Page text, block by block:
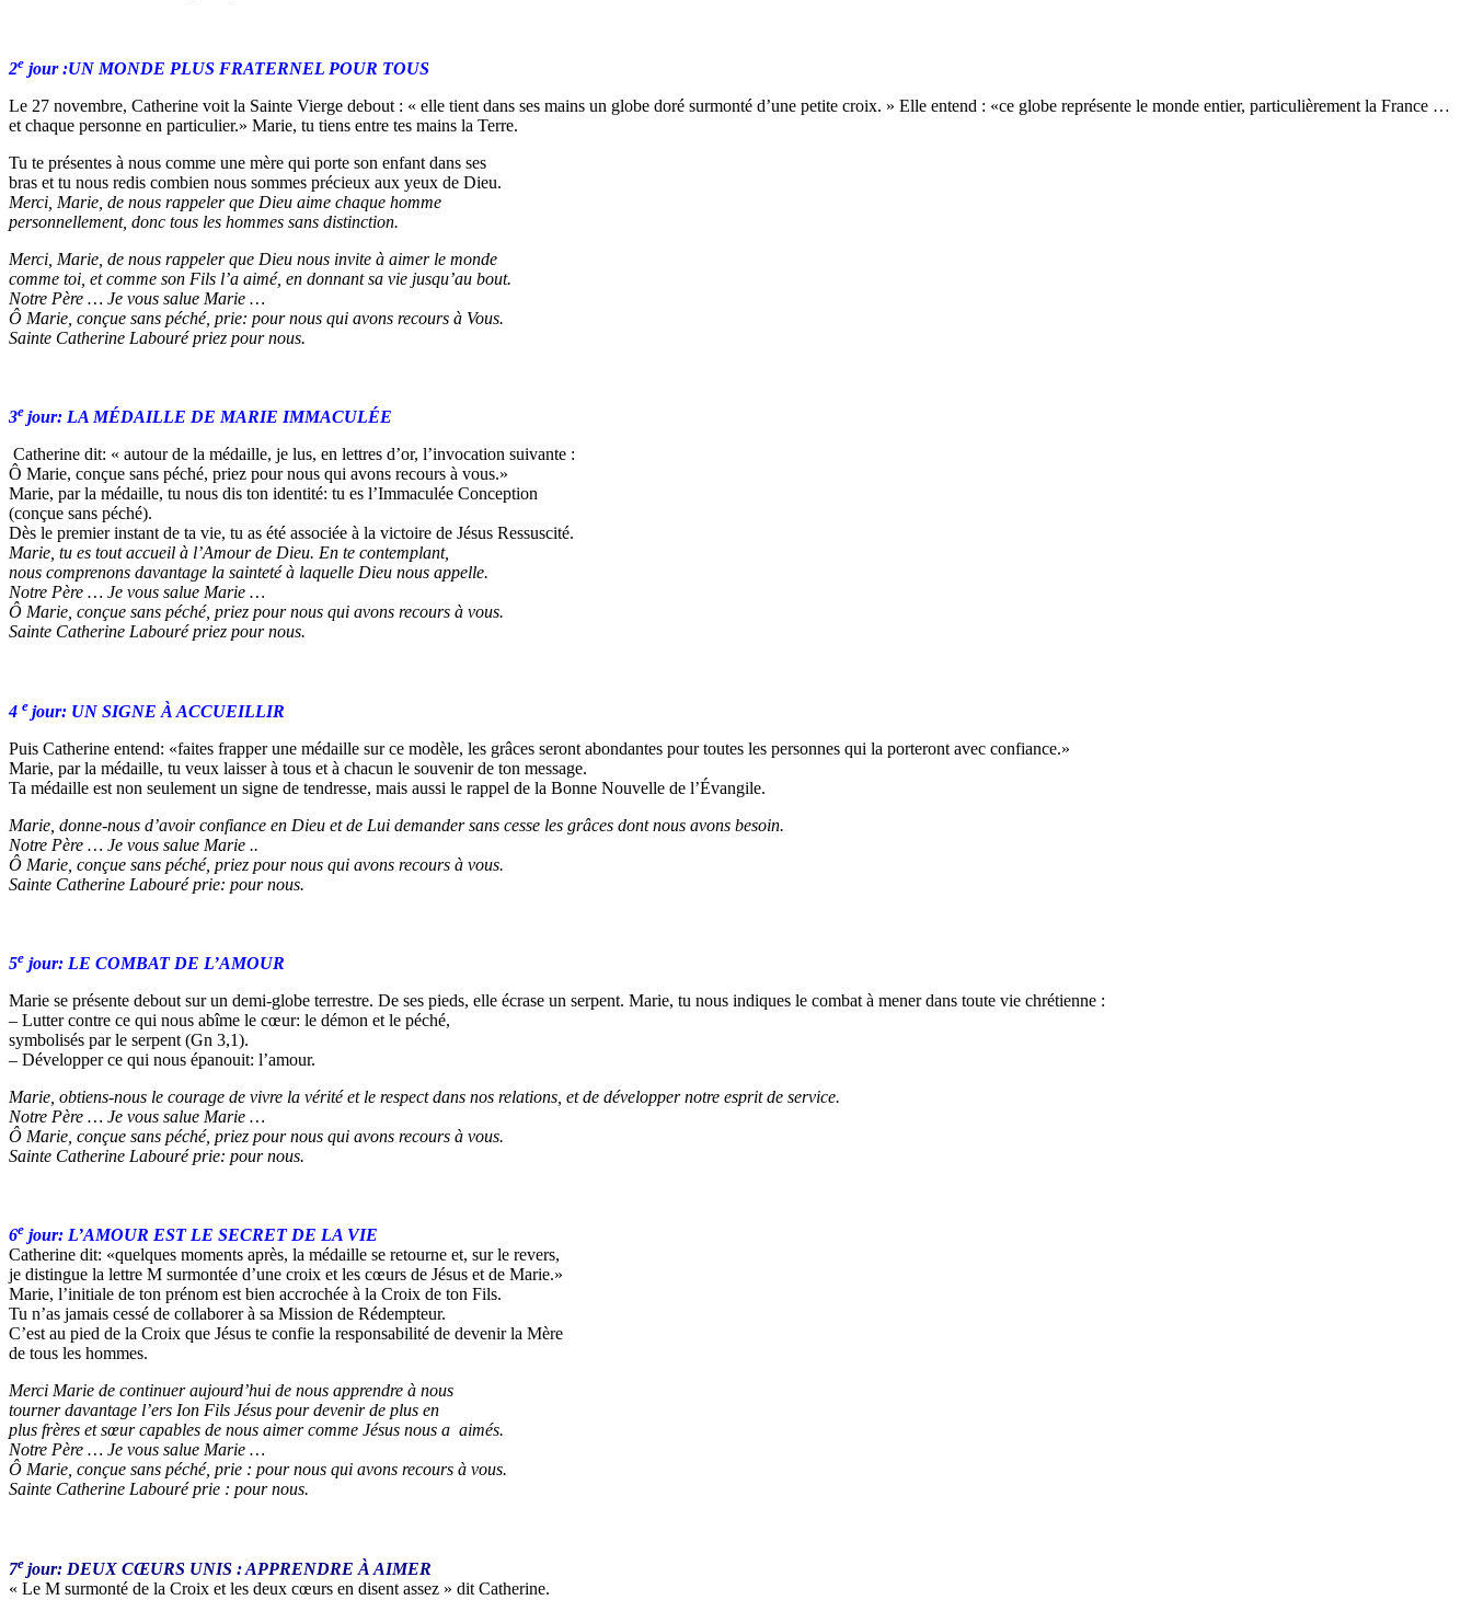
2e jour :UN MONDE PLUS FRATERNEL POUR TOUS
Le 27 novembre, Catherine voit la Sainte Vierge debout : « elle tient dans ses mains un globe doré surmonté d’une petite croix. » Elle entend : «ce globe représente le monde entier, particulièrement la France …
et chaque personne en particulier.» Marie, tu tiens entre tes mains la Terre.
Tu te présentes à nous comme une mère qui porte son enfant dans ses
bras et tu nous redis combien nous sommes précieux aux yeux de Dieu.
Merci, Marie, de nous rappeler que Dieu aime chaque homme
personnellement, donc tous les hommes sans distinction.
Merci, Marie, de nous rappeler que Dieu nous invite à aimer le monde
comme toi, et comme son Fils l’a aimé, en donnant sa vie jusqu’au bout.
Notre Père … Je vous salue Marie …
Ô Marie, conçue sans péché, prie: pour nous qui avons recours à Vous.
Sainte Catherine Labouré priez pour nous.
3e jour: LA MÉDAILLE DE MARIE IMMACULÉE
Catherine dit: « autour de la médaille, je lus, en lettres d’or, l’invocation suivante :
Ô Marie, conçue sans péché, priez pour nous qui avons recours à vous.»
Marie, par la médaille, tu nous dis ton identité: tu es l’Immaculée Conception
(conçue sans péché).
Dès le premier instant de ta vie, tu as été associée à la victoire de Jésus Ressuscité.
Marie, tu es tout accueil à l’Amour de Dieu. En te contemplant,
nous comprenons davantage la sainteté à laquelle Dieu nous appelle.
Notre Père … Je vous salue Marie …
Ô Marie, conçue sans péché, priez pour nous qui avons recours à vous.
Sainte Catherine Labouré priez pour nous.
4 e jour: UN SIGNE À ACCUEILLIR
Puis Catherine entend: «faites frapper une médaille sur ce modèle, les grâces seront abondantes pour toutes les personnes qui la porteront avec confiance.»
Marie, par la médaille, tu veux laisser à tous et à chacun le souvenir de ton message.
Ta médaille est non seulement un signe de tendresse, mais aussi le rappel de la Bonne Nouvelle de l’Évangile.
Marie, donne-nous d’avoir confiance en Dieu et de Lui demander sans cesse les grâces dont nous avons besoin.
Notre Père … Je vous salue Marie ..
Ô Marie, conçue sans péché, priez pour nous qui avons recours à vous.
Sainte Catherine Labouré prie: pour nous.
5e jour: LE COMBAT DE L’AMOUR
Marie se présente debout sur un demi-globe terrestre. De ses pieds, elle écrase un serpent. Marie, tu nous indiques le combat à mener dans toute vie chrétienne :
– Lutter contre ce qui nous abîme le cœur: le démon et le péché,
symbolisés par le serpent (Gn 3,1).
– Développer ce qui nous épanouit: l’amour.
Marie, obtiens-nous le courage de vivre la vérité et le respect dans nos relations, et de développer notre esprit de service.
Notre Père … Je vous salue Marie …
Ô Marie, conçue sans péché, priez pour nous qui avons recours à vous.
Sainte Catherine Labouré prie: pour nous.
6e jour: L’AMOUR EST LE SECRET DE LA VIE
Catherine dit: «quelques moments après, la médaille se retourne et, sur le revers,
je distingue la lettre M surmontée d’une croix et les cœurs de Jésus et de Marie.»
Marie, l’initiale de ton prénom est bien accrochée à la Croix de ton Fils.
Tu n’as jamais cessé de collaborer à sa Mission de Rédempteur.
C’est au pied de la Croix que Jésus te confie la responsabilité de devenir la Mère
de tous les hommes.
Merci Marie de continuer aujourd’hui de nous apprendre à nous
tourner davantage l’ers Ion Fils Jésus pour devenir de plus en
plus frères et sœur capables de nous aimer comme Jésus nous a aimés.
Notre Père … Je vous salue Marie …
Ô Marie, conçue sans péché, prie : pour nous qui avons recours à vous.
Sainte Catherine Labouré prie : pour nous.
7e jour: DEUX CŒURS UNIS : APPRENDRE À AIMER
« Le M surmonté de la Croix et les deux cœurs en disent assez » dit Catherine.